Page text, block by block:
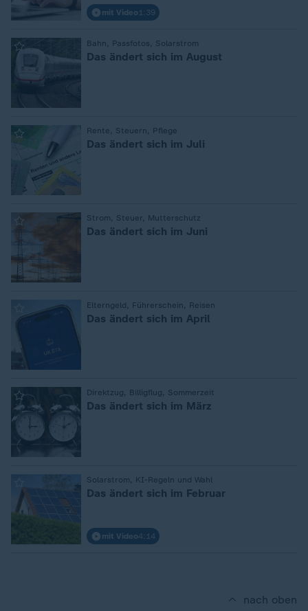
mit Video 1:39
Bahn, Passfotos, Solarstrom
Das ändert sich im August
Rente, Steuern, Pflege
Das ändert sich im Juli
Strom, Steuer, Mutterschutz
Das ändert sich im Juni
Elterngeld, Führerschein, Reisen
Das ändert sich im April
Direktzug, Billigflug, Sommerzeit
Das ändert sich im März
Solarstrom, KI-Regeln und Wahl
Das ändert sich im Februar
mit Video4:14
nach oben